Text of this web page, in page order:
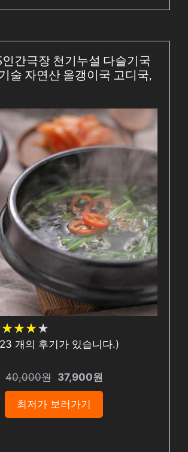
인간극장 천기누설 다슬기국
술 자연산 올갱이국 고디국,
★★★★
★★★★
개의 후기가 있습니다.)
40,000원 37,900원
최저가 보러가기